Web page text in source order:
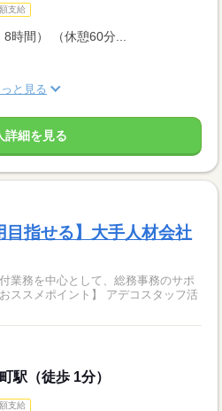
支給
時間） （休憩60分...
っと見る
詳細を見る
目指せる】大手人材会社
業務を中心として、総務事務のサポ
ススメポイント】 アデコスタッフ活
駅（徒歩 1分）
支給